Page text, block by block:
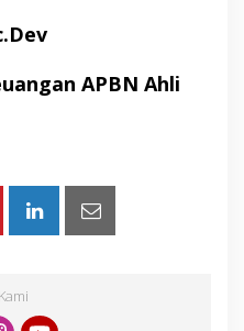
APBN Ahli